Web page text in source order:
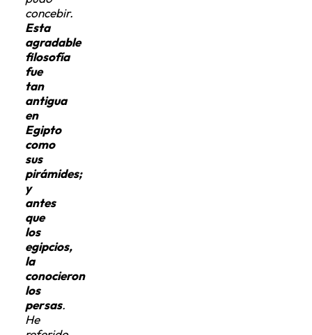
concebir.
Esta
agradable
filosofía
fue
tan
antigua
en
Egipto
como
sus
pirámides;
y
antes
que
los
egipcios,
la
conocieron
los
persas
He
referido